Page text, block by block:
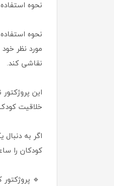
نحوه
نحوه
مورد نظر
نقاشی کند.
این
خلاقیت
اگر به
کودکان را